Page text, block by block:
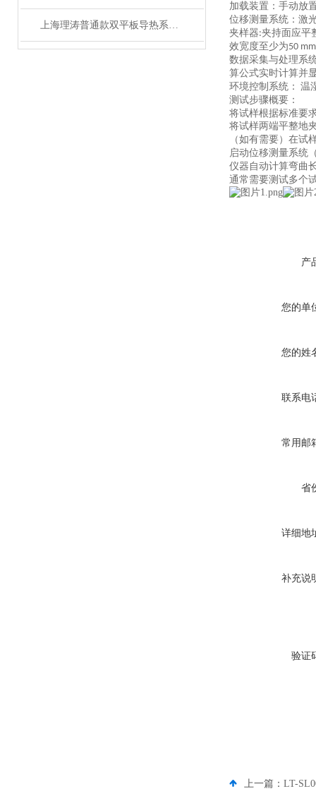
上海理涛普通款双平板导热系数测定仪：精准检测，信赖之选
加载装置： 手动放
位移测量系统： 激
夹样器:夹持面应平
效宽度至少为50 mm
数据采集与处理系
算公式实时计算并
环境控制系统： 温
测试步骤概要：
将试样根据标准要
将试样两端平整地
（如有需要）在试
启动位移测量系统
仪器自动计算弯曲
通常需要测试多个
产
您的单
您的姓
联系电
常用邮
省
详细地
补充说
验证
上一篇： LT-